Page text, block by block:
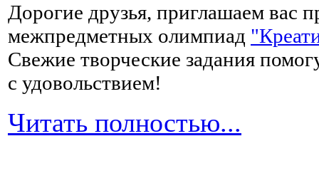
Дорогие друзья, приглашаем вас
межпредметных олимпиад
Свежие творческие задания
с удовольствием!
Читать полностью...